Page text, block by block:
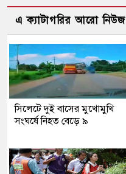
এ ক্যাটাগরির আরো নিউজ
সিলেটে দুই বাসের মুখোমুখি
সংঘর্ষে নিহত বেড়ে ৯